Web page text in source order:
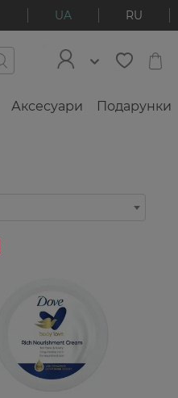
UA RU
Аксесуари Подарунки